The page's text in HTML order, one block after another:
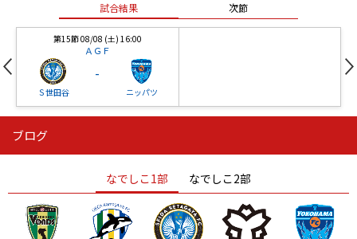
試合結果 次節
第15節 08/08 (土) 16:00
ＡＧＦ
Ｓ世田谷
-
ニッパツ
ニッパツ
ニッパツ 名古屋
石人の星
静岡 愛媛Ｌ
ブログ
なでしこ1部 なでしこ2部